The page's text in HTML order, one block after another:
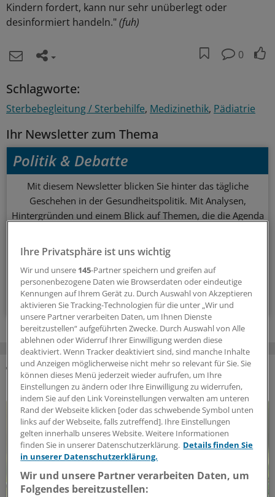
Kindern fordert, kann nur sehr unüberlegt oder
desinformiert handeln."(fuh)
0
Schlagworte:
Sterbebegleitung / Sterbehilfe Medizinethik Pädiatrie
Ihr Newsletter zum Thema
Politik & Debatte
Mit diesem Newsletter blicken Sie hinter das tägliche
Geschehen in der Gesundheitspolitik. Mit Analysen,
Hintergründen und einem Blick auf Themen, die die Agenda
Zum Abonnieren bitte anmelden
DAS KÖNNTE SIE AUCH INTERESSIEREN
Ihre Privatsphäre ist uns wichtig
Wir und unsere 145-Partner speichern und greifen auf
personenbezogene Daten wie Browserdaten oder eindeutige
Kennungen auf Ihrem Gerät zu. Durch Auswahl von Akzeptieren
aktivieren Sie Tracking-Technologien für die unter „Wir und
unsere Partner verarbeiten Daten, um Ihnen Dienste
bereitzustellen“ aufgeführten Zwecke. Durch Auswahl von Alle
ablehnen oder Widerruf Ihrer Einwilligung werden diese
deaktiviert. Wenn Tracker deaktiviert sind, sind manche Inhalte
und Anzeigen möglicherweise nicht mehr so relevant für Sie. Sie
können dieses Menü jederzeit wieder aufrufen, um Ihre
Einstellungen zu ändern oder Ihre Einwilligung zu widerrufen,
indem Sie auf den Link Voreinstellungen verwalten am unteren
Rand der Webseite klicken [oder das schwebende Symbol unten
links auf der Webseite, falls zutreffend]. Ihre Einstellungen
gelten innerhalb unseres Website. Weitere Informationen
finden Sie in unserer Datenschutzerklärung. Details finden Sie
in unserer Datenschutzerklärung.
Wir und unsere Partner verarbeiten Daten, um
Folgendes bereitzustellen: